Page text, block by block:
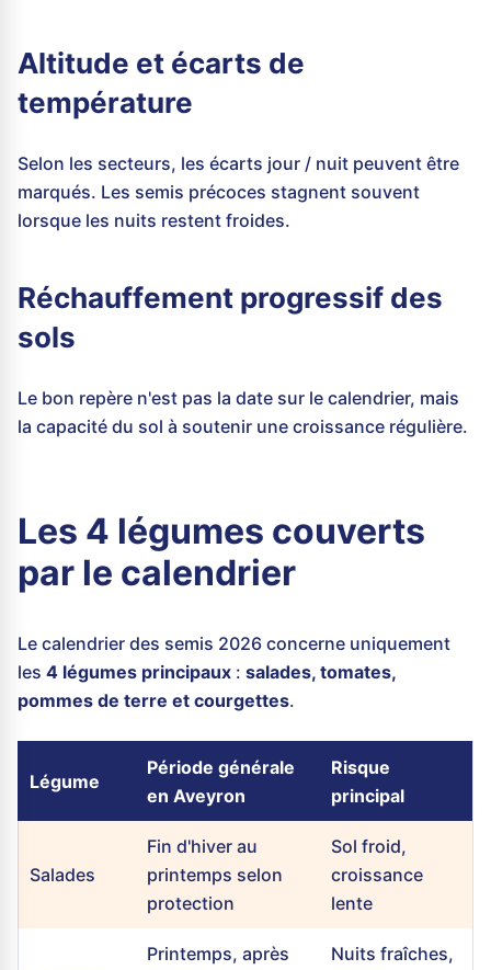
Altitude et écarts de
température
Selon les secteurs, les écarts jour / nuit peuvent être
marqués. Les semis précoces stagnent souvent
lorsque les nuits restent froides.
Réchauffement progressif des
sols
Le bon repère n'est pas la date sur le calendrier, mais
la capacité du sol à soutenir une croissance régulière.
Les 4 légumes couverts
par le calendrier
Le calendrier des semis 2026 concerne uniquement
les 4 légumes principaux : salades, tomates,
pommes de terre et courgettes.
Légume
Période générale
en Aveyron
Risque
principal
Salades
Fin d'hiver au
printemps selon
protection
Sol froid,
croissance
lente
Printemps, après
Nuits fraîches,